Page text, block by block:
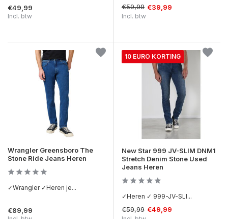
€49,99
Incl. btw
€59,99 €39,99
Incl. btw
Wrangler Greensboro The
Stone Ride Jeans Heren
✓Wrangler ✓Heren je...
€89,99
10 EURO KORTING
New Star 999 JV-SLIM DNM1
Stretch Denim Stone Used
Jeans Heren
✓Heren ✓ 999-JV-SLI...
€59,99 €49,99